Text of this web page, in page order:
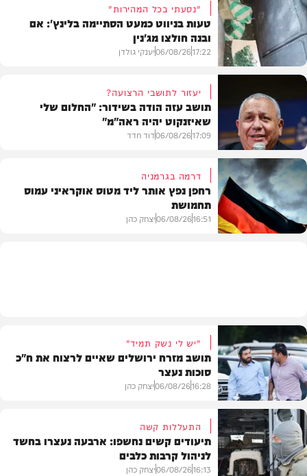
צבא וביטחון
"נסעתי בכל המהירות"
טעות בניווט כמעט הסתיימה בלינץ': אם
ובנה חולצו מג'נין
17:22
06/08/26יענקי גולדן
בארץ
יעזור לתושבי הרצועה?
תושב עזה הודה בשידור: "החלום שלי
שאיזנקוט יהיה ראה"מ"
17:09
06/08/26דוד חדד
דרמה בגרמניה
רחפן נפץ אותר ליד מטוס אוקראיני עמוס
תחמושת
16:51
06/08/26יצחק כהן
משטרה
"יש לי נשק תמיד"
תושב מזרח ירושלים שאיים לרצוח את ח"כ
סוכות נעצר
16:28
06/08/26יצחק כהן
התעללות קשה
תיעודים קשים נחשפו: ארבעה נעצרו בחשד
לניהול קרבות כלבים
16:13
06/08/26יצחק כהן